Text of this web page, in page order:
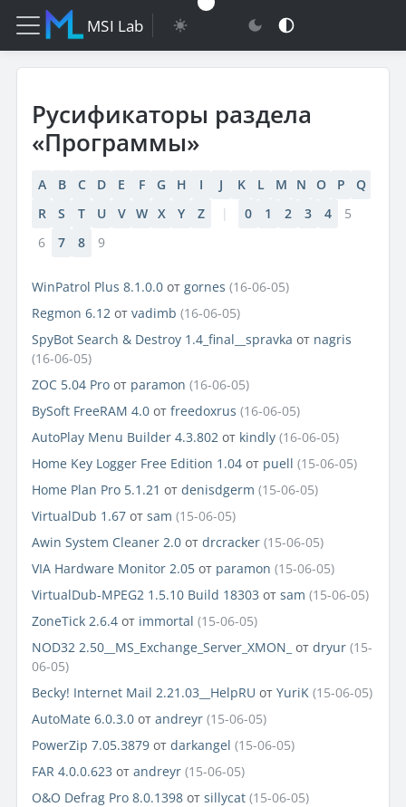
MSI Lab
Русификаторы раздела
«Программы»
A B C D E F G H I J K L M N O P
Q
R
S T U V W X Y Z | 0 1 2 3 4
5
6
7 8 9
WinPatrol Plus 8.1.0.0 от gornes (16-06-05)
Regmon 6.12 от vadimb (16-06-05)
SpyBot Search & Destroy 1.4_final__spravka от nagris
(16-06-05)
ZOC 5.04 Pro от paramon (16-06-05)
BySoft FreeRAM 4.0 от freedoxrus (16-06-05)
AutoPlay Menu Builder 4.3.802 от kindly (16-06-05)
Home Key Logger Free Edition 1.04 от puell (15-06-05)
Home Plan Pro 5.1.21 от denisdgerm (15-06-05)
VirtualDub 1.67 от sam (15-06-05)
Awin System Cleaner 2.0 от drcracker (15-06-05)
VIA Hardware Monitor 2.05 от paramon (15-06-05)
VirtualDub-MPEG2 1.5.10 Build 18303 от sam (15-06-05)
ZoneTick 2.6.4 от immortal (15-06-05)
NOD32 2.50__MS_Exchange_Server_XMON_ от dryur (15-
06-05)
Becky! Internet Mail 2.21.03__HelpRU от YuriK (15-06-05)
AutoMate 6.0.3.0 от andreyr (15-06-05)
PowerZip 7.05.3879 от darkangel (15-06-05)
FAR 4.0.0.623 от andreyr (15-06-05)
O&O Defrag Pro 8.0.1398 от sillycat (15-06-05)